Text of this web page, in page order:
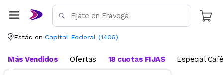
Estás en Capital Federal (1406)
Más Vendidos Ofertas 18 cuotas FIJAS Especial Café